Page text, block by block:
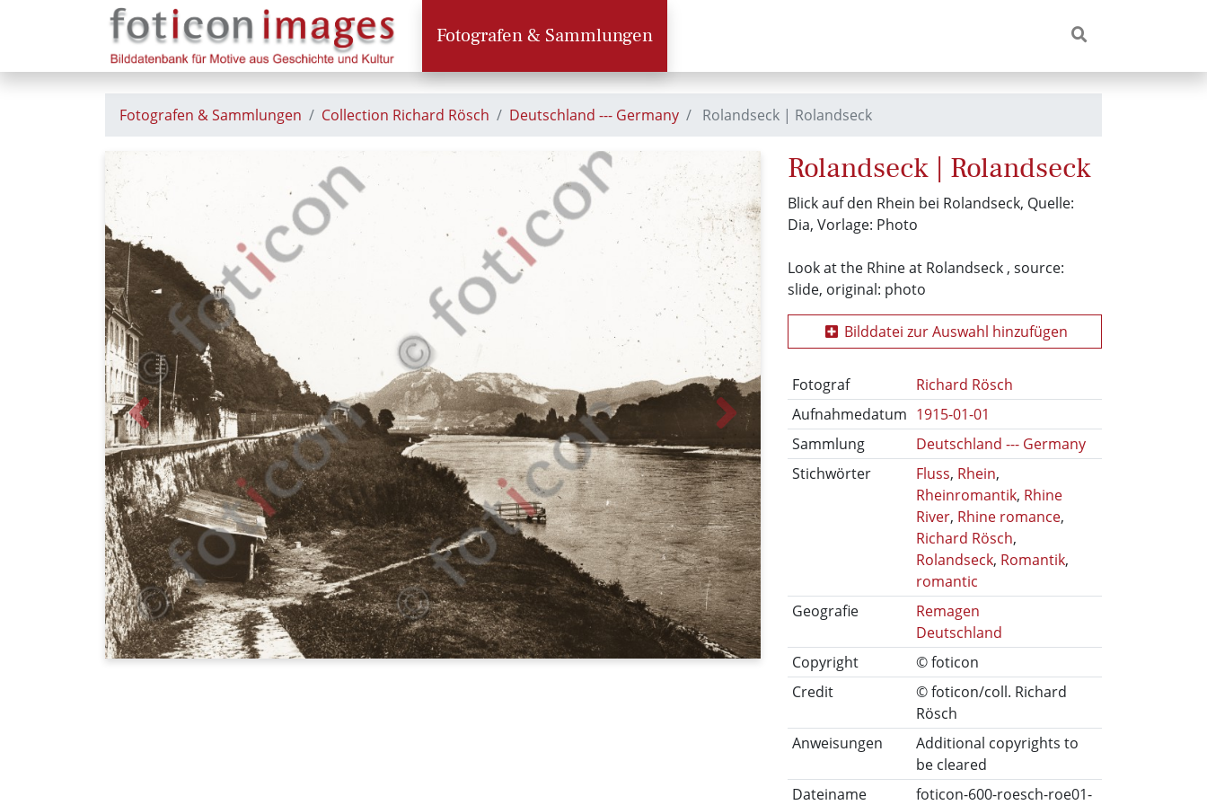
Fotografen & Sammlungen
Fotografen & Sammlungen Collection Richard Rösch Deutschland --- Germany Rolandseck | Rolandseck
Rolandseck | Rolandseck
Blick auf den Rhein bei Rolandseck, Quelle:
Dia, Vorlage: Photo
Look at the Rhine at Rolandseck , source:
slide, original: photo
Bilddatei zur Auswahl hinzufügen
Fotograf
Richard Rösch
Aufnahmedatum 1915-01-01
Sammlung
Deutschland --- Germany
Stichwörter
Fluss, Rhein,
Rheinromantik, Rhine
River, Rhine romance,
Richard Rösch,
Rolandseck, Romantik,
romantic
Geografie
Remagen
Deutschland
Copyright
© foticon
Credit
© foticon/coll. Richard
Rösch
Anweisungen
Additional copyrights to
be cleared
Dateiname
foticon-600-roesch-roe01-